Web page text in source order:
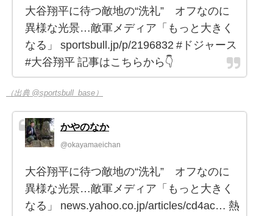
大谷翔平に待つ敵地の“洗礼” オフなのに
異様な光景…敵軍メディア「もっと大きく
なる」 sportsbull.jp/p/2196832 #ドジャース
#大谷翔平 記事はこちらから👇
（出典 @sportsbull_base）
かやのなか
@okayamaeichan
大谷翔平に待つ敵地の“洗礼” オフなのに
異様な光景…敵軍メディア「もっと大きく
なる」 news.yahoo.co.jp/articles/cd4ac… 熱